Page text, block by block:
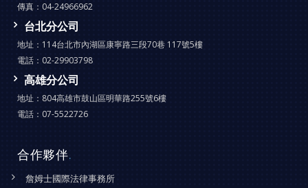
傳真： 04-24966962
台北分公司
地址： 114台北市內湖區康寧路三段70巷 117號5樓
電話： 02-29903798
高雄分公司
地址： 804高雄市鼓山區明華路255號6樓
電話： 07-5522726
合作夥伴.
詹姆士國際法律事務所